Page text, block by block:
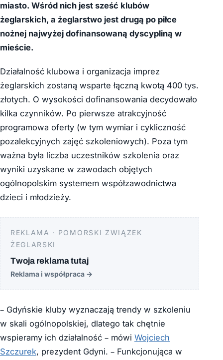
miasto. Wśród nich jest sześć klubów
żeglarskich, a żeglarstwo jest drugą po piłce
nożnej najwyżej dofinansowaną dyscypliną w
mieście.
Działalność klubowa i organizacja imprez
żeglarskich zostaną wsparte łączną kwotą 400 tys.
złotych. O wysokości dofinansowania decydowało
kilka czynników. Po pierwsze atrakcyjność
programowa oferty (w tym wymiar i cykliczność
pozalekcyjnych zajęć szkoleniowych). Poza tym
ważna była liczba uczestników szkolenia oraz
wyniki uzyskane w zawodach objętych
ogólnopolskim systemem współzawodnictwa
dzieci i młodzieży.
REKLAMA · POMORSKI ZWIĄZEK
ŻEGLARSKI
Twoja reklama tutaj
Reklama i współpraca →
– Gdyńskie kluby wyznaczają trendy w szkoleniu
w skali ogólnopolskiej, dlatego tak chętnie
wspieramy ich działalność – mówi Wojciech
Szczurek, prezydent Gdyni. – Funkcjonująca w